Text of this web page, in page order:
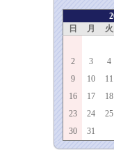
日
月 火
2
3 4
9
10 11
16
17 18
23
24 25
30
31